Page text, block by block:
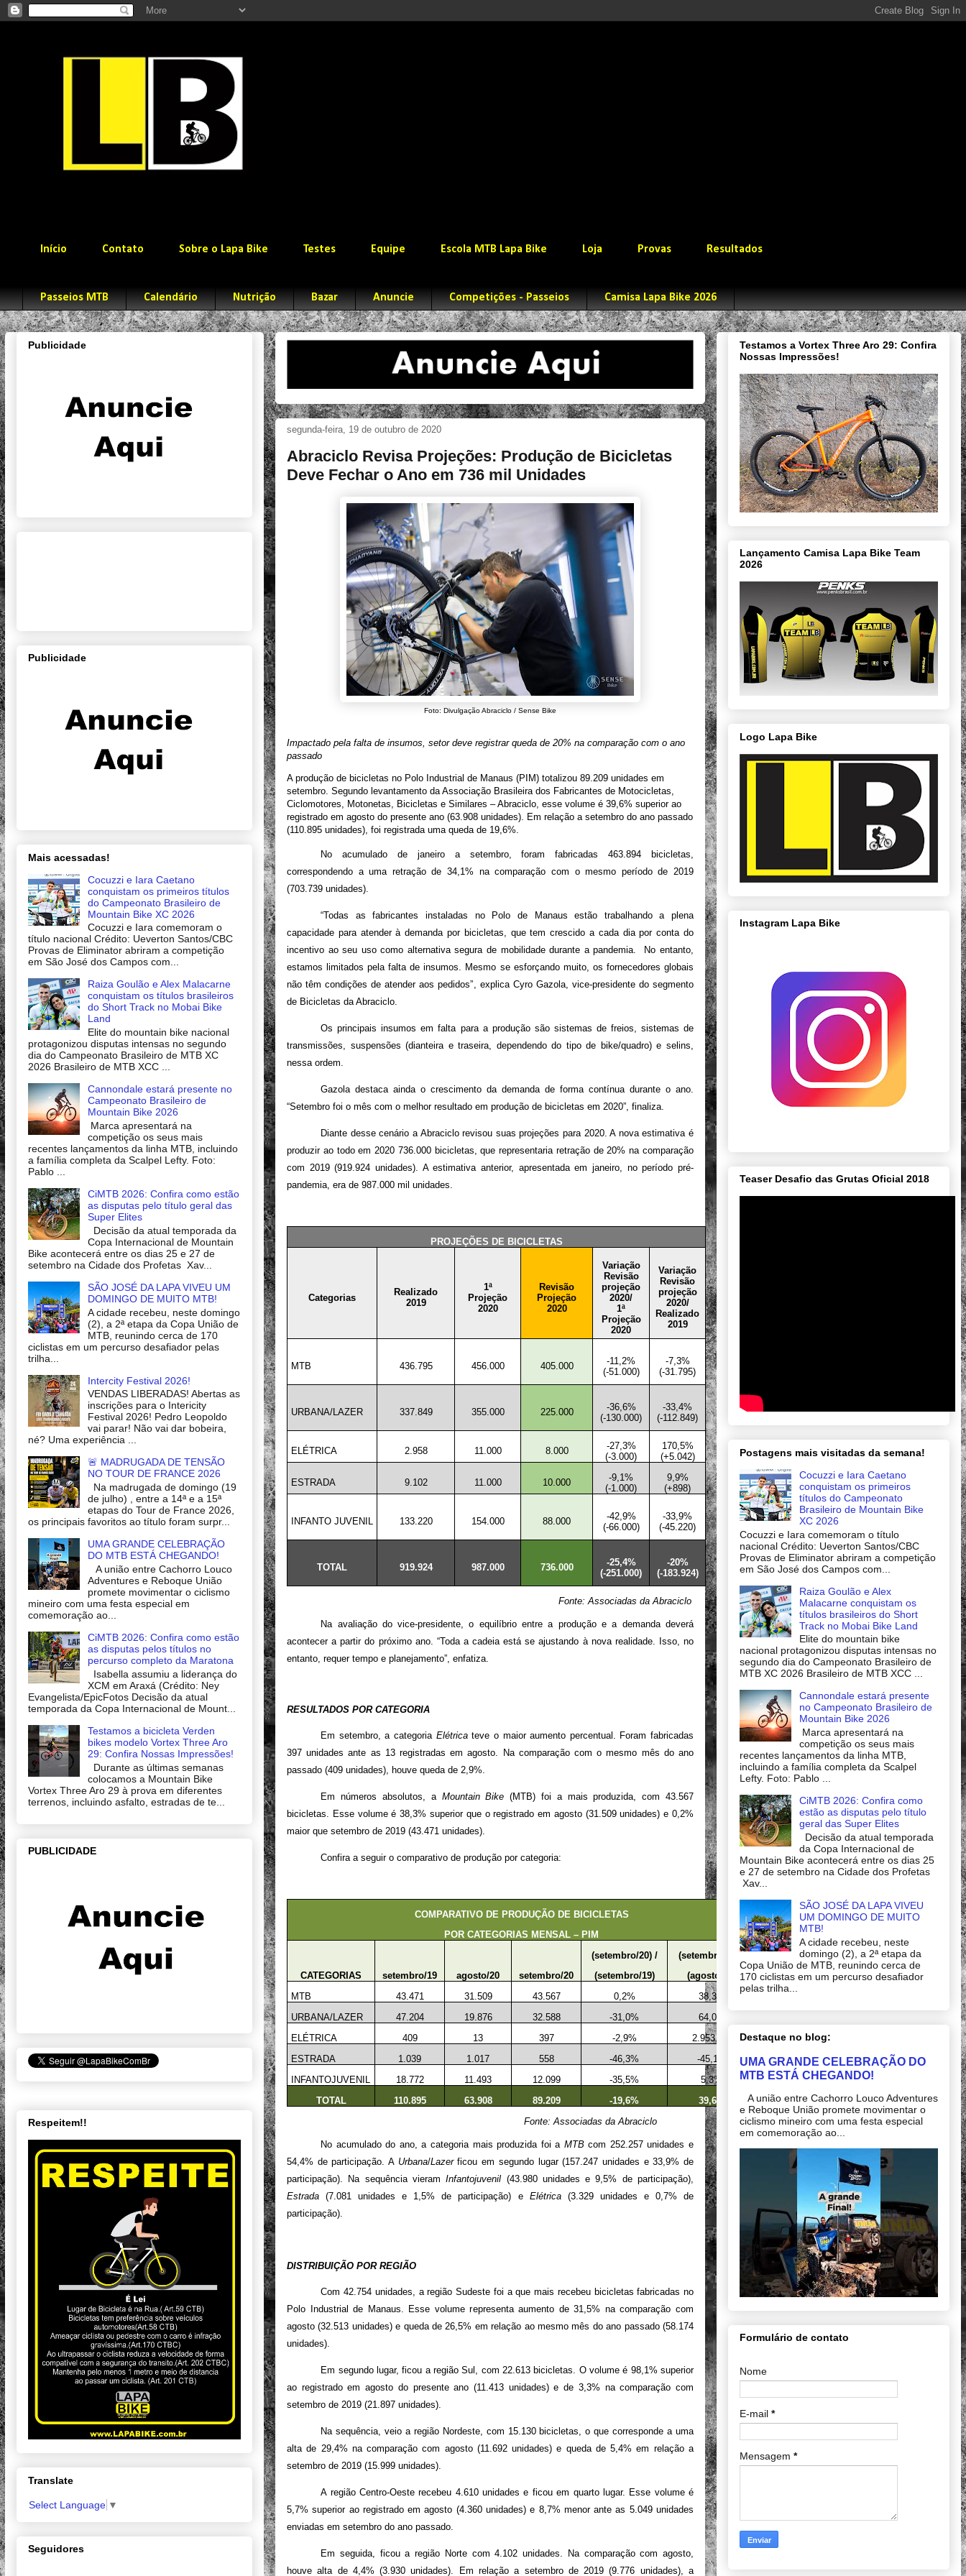
Início Contato Sobre o Lapa Bike Testes Equipe Escola MTB Lapa Bike Loja Provas Resultados
Passeios MTB Calendário Nutrição Bazar Anuncie Competições - Passeios Camisa Lapa Bike 2026
segunda-feira, 19 de outubro de 2020
Abraciclo Revisa Projeções: Produção de Bicicletas
Deve Fechar o Ano em 736 mil Unidades
Foto: Divulgação Abraciclo / Sense Bike
Impactado pela falta de insumos, setor deve registrar queda de 20% na comparação com o ano
passado
A produção de bicicletas no Polo Industrial de Manaus (PIM) totalizou 89.209 unidades em
setembro. Segundo levantamento da Associação Brasileira dos Fabricantes de Motocicletas,
Ciclomotores, Motonetas, Bicicletas e Similares – Abraciclo, esse volume é 39,6% superior ao
registrado em agosto do presente ano (63.908 unidades). Em relação a setembro do ano passado
(110.895 unidades), foi registrada uma queda de 19,6%.
No acumulado de janeiro a setembro, foram fabricadas 463.894 bicicletas,
correspondendo a uma retração de 34,1% na comparação com o mesmo período de 2019
(703.739 unidades).
“Todas as fabricantes instaladas no Polo de Manaus estão trabalhando a plena
capacidade para atender à demanda por bicicletas, que tem crescido a cada dia por conta do
incentivo ao seu uso como alternativa segura de mobilidade durante a pandemia. No entanto,
estamos limitados pela falta de insumos. Mesmo se esforçando muito, os fornecedores globais
não têm condições de atender aos pedidos”, explica Cyro Gazola, vice-presidente do segmento
de Bicicletas da Abraciclo.
Os principais insumos em falta para a produção são sistemas de freios, sistemas de
transmissões, suspensões (dianteira e traseira, dependendo do tipo de bike/quadro) e selins,
nessa ordem.
Gazola destaca ainda o crescimento da demanda de forma contínua durante o ano.
“Setembro foi o mês com o melhor resultado em produção de bicicletas em 2020”, finaliza.
Diante desse cenário a Abraciclo revisou suas projeções para 2020. A nova estimativa é
produzir ao todo em 2020 736.000 bicicletas, que representaria retração de 20% na comparação
com 2019 (919.924 unidades). A estimativa anterior, apresentada em janeiro, no período pré-
pandemia, era de 987.000 mil unidades.
PROJEÇÕES DE BICICLETAS
Categorias
Realizado
2019
1ª
Projeção
2020
Revisão
Projeção
2020
Variação
Revisão
projeção
2020/
1ª
Projeção
2020
Variação
Revisão
projeção
2020/
Realizado
2019
MTB 436.795 456.000 405.000
-11,2%
(-51.000)
-7,3%
(-31.795)
URBANA/LAZER 337.849 355.000 225.000
-36,6%
(-130.000)
-33,4%
(-112.849)
ELÉTRICA 2.958 11.000 8.000
-27,3%
(-3.000)
170,5%
(+5.042)
ESTRADA 9.102 11.000 10.000
-9,1%
(-1.000)
9,9%
(+898)
INFANTO JUVENIL 133.220 154.000 88.000
-42,9%
(-66.000)
-33,9%
(-45.220)
TOTAL 919.924 987.000 736.000
-25,4%
(-251.000)
-20%
(-183.924)
Fonte: Associadas da Abraciclo
Na avaliação do vice-presidente, o equilíbrio entre a produção e a demanda deverá
acontecer a partir do próximo ano. “Toda a cadeia está se ajustando à nova realidade. Isso, no
entanto, requer tempo e planejamento”, enfatiza.
RESULTADOS POR CATEGORIA
Em setembro, a categoria Elétricateve o maior aumento percentual. Foram fabricadas
397 unidades ante as 13 registradas em agosto. Na comparação com o mesmo mês do ano
passado (409 unidades), houve queda de 2,9%.
Em números absolutos, a Mountain Bike (MTB) foi a mais produzida, com 43.567
bicicletas. Esse volume é 38,3% superior que o registrado em agosto (31.509 unidades) e 0,2%
maior que setembro de 2019 (43.471 unidades).
Confira a seguir o comparativo de produção por categoria:
COMPARATIVO DE PRODUÇÃO DE BICICLETAS
POR CATEGORIAS MENSAL – PIM
CATEGORIAS setembro/19 agosto/20 setembro/20
(setembro/20) /
(setembro/19)
(setembro/20) /
(agosto/20)
MTB
43.471 31.509 43.567 0,2%
38,3%
URBANA/LAZER
47.204 19.876 32.588 -31,0%
64,0%
ELÉTRICA
409 13 397 -2,9%
2.953,8%
ESTRADA
1.039 1.017 558 -46,3%
-45,1%
INFANTOJUVENIL
18.772 11.493 12.099 -35,5%
5,3%
TOTAL
110.895 63.908 89.209 -19,6%
39,6%
Fonte: Associadas da Abraciclo
No acumulado do ano, a categoria mais produzida foi a MTBcom 252.257 unidades e
54,4% de participação. A Urbana/Lazerficou em segundo lugar (157.247 unidades e 33,9% de
participação). Na sequência vieramInfantojuvenil (43.980 unidades e 9,5% de participação),
Estrada (7.081 unidades e 1,5% de participação) e Elétrica(3.329 unidades e 0,7% de
participação).
DISTRIBUIÇÃO POR REGIÃO
Com 42.754 unidades, a região Sudeste foi a que mais recebeu bicicletas fabricadas no
Polo Industrial de Manaus. Esse volume representa aumento de 31,5% na comparação com
agosto (32.513 unidades) e queda de 26,5% em relação ao mesmo mês do ano passado (58.174
unidades).
Em segundo lugar, ficou a região Sul, com 22.613 bicicletas. O volume é 98,1% superior
ao registrado em agosto do presente ano (11.413 unidades) e de 3,3% na comparação com
setembro de 2019 (21.897 unidades).
Na sequência, veio a região Nordeste, com 15.130 bicicletas, o que corresponde a uma
alta de 29,4% na comparação com agosto (11.692 unidades) e queda de 5,4% em relação a
setembro de 2019 (15.999 unidades).
A região Centro-Oeste recebeu 4.610 unidades e ficou em quarto lugar. Esse volume é
5,7% superior ao registrado em agosto (4.360 unidades) e 8,7% menor ante as 5.049 unidades
enviadas em setembro do ano passado.
Em seguida, ficou a região Norte com 4.102 unidades. Na comparação com agosto,
houve alta de 4,4% (3.930 unidades). Em relação a setembro de 2019 (9.776 unidades), a
Publicidade
Publicidade
Mais acessadas!
Cocuzzi e Iara Caetano
conquistam os primeiros títulos
do Campeonato Brasileiro de
Mountain Bike XC 2026
Cocuzzi e Iara comemoram o
título nacional Crédito: Ueverton Santos/CBC
Provas de Eliminator abriram a competição
em São José dos Campos com...
Raiza Goulão e Alex Malacarne
conquistam os títulos brasileiros
do Short Track no Mobai Bike
Land
Elite do mountain bike nacional
protagonizou disputas intensas no segundo
dia do Campeonato Brasileiro de MTB XC
2026 Brasileiro de MTB XCC ...
Cannondale estará presente no
Campeonato Brasileiro de
Mountain Bike 2026
Marca apresentará na
competição os seus mais
recentes lançamentos da linha MTB, incluindo
a família completa da Scalpel Lefty. Foto:
Pablo ...
CiMTB 2026: Confira como estão
as disputas pelo título geral das
Super Elites
Decisão da atual temporada da
Copa Internacional de Mountain
Bike acontecerá entre os dias 25 e 27 de
setembro na Cidade dos Profetas Xav...
SÃO JOSÉ DA LAPA VIVEU UM
DOMINGO DE MUITO MTB!
A cidade recebeu, neste domingo
(2), a 2ª etapa da Copa União de
MTB, reunindo cerca de 170
ciclistas em um percurso desafiador pelas
trilha...
Intercity Festival 2026!
VENDAS LIBERADAS! Abertas as
inscrições para o Intericity
Festival 2026! Pedro Leopoldo
vai parar! Não vai dar bobeira,
né? Uma experiência ...
🚨 MADRUGADA DE TENSÃO
NO TOUR DE FRANCE 2026
Na madrugada de domingo (19
de julho) , entre a 14ª e a 15ª
etapas do Tour de France 2026,
os principais favoritos ao título foram surpr...
UMA GRANDE CELEBRAÇÃO
DO MTB ESTÁ CHEGANDO!
A união entre Cachorro Louco
Adventures e Reboque União
promete movimentar o ciclismo
mineiro com uma festa especial em
comemoração ao...
CiMTB 2026: Confira como estão
as disputas pelos títulos no
percurso completo da Maratona
Isabella assumiu a liderança do
XCM em Araxá (Crédito: Ney
Evangelista/EpicFotos Decisão da atual
temporada da Copa Internacional de Mount...
Testamos a bicicleta Verden
bikes modelo Vortex Three Aro
29: Confira Nossas Impressões!
Durante as últimas semanas
colocamos a Mountain Bike
Vortex Three Aro 29 à prova em diferentes
terrenos, incluindo asfalto, estradas de te...
PUBLICIDADE
Respeitem!!
Translate
Select Language ▼
Seguidores
Testamos a Vortex Three Aro 29: Confira
Nossas Impressões!
Lançamento Camisa Lapa Bike Team
2026
Logo Lapa Bike
Instagram Lapa Bike
Teaser Desafio das Grutas Oficial 2018
Postagens mais visitadas da semana!
Cocuzzi e Iara Caetano
conquistam os primeiros
títulos do Campeonato
Brasileiro de Mountain Bike
XC 2026
Cocuzzi e Iara comemoram o título
nacional Crédito: Ueverton Santos/CBC
Provas de Eliminator abriram a competição
em São José dos Campos com...
Raiza Goulão e Alex
Malacarne conquistam os
títulos brasileiros do Short
Track no Mobai Bike Land
Elite do mountain bike
nacional protagonizou disputas intensas no
segundo dia do Campeonato Brasileiro de
MTB XC 2026 Brasileiro de MTB XCC ...
Cannondale estará presente
no Campeonato Brasileiro de
Mountain Bike 2026
Marca apresentará na
competição os seus mais
recentes lançamentos da linha MTB,
incluindo a família completa da Scalpel
Lefty. Foto: Pablo ...
CiMTB 2026: Confira como
estão as disputas pelo título
geral das Super Elites
Decisão da atual temporada
da Copa Internacional de
Mountain Bike acontecerá entre os dias 25
e 27 de setembro na Cidade dos Profetas
Xav...
SÃO JOSÉ DA LAPA VIVEU
UM DOMINGO DE MUITO
MTB!
A cidade recebeu, neste
domingo (2), a 2ª etapa da
Copa União de MTB, reunindo cerca de
170 ciclistas em um percurso desafiador
pelas trilha...
Destaque no blog:
UMA GRANDE CELEBRAÇÃO DO
MTB ESTÁ CHEGANDO!
A união entre Cachorro Louco Adventures
e Reboque União promete movimentar o
ciclismo mineiro com uma festa especial
em comemoração ao...
Formulário de contato
Nome
E-mail *
Mensagem *